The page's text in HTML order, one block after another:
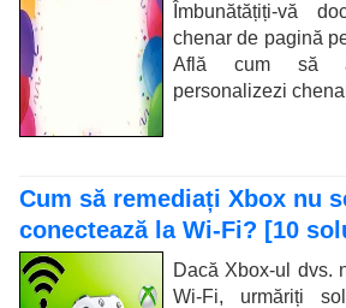
Îmbunătățiți-vă
chenar de pagină
Află cum să
personalizezi
Cum să remediați Xbox nu
conectează la Wi-Fi? [10
Dacă Xbox-ul dvs.
Wi-Fi, urmăriți